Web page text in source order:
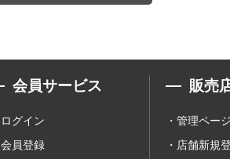
会員サービス
ログイン
会員登録
販売
管理ペー
店舗新規